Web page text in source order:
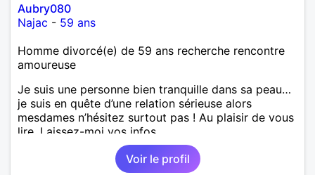
Aubry080
Najac - 59 ans
Homme divorcé(e) de 59 ans recherche rencontre
amoureuse
Je suis une personne bien tranquille dans sa peau…
je suis en quête d’une relation sérieuse alors
mesdames n’hésitez surtout pas ! Au plaisir de vous
lire. Laissez-moi vos infos
Voir le profil